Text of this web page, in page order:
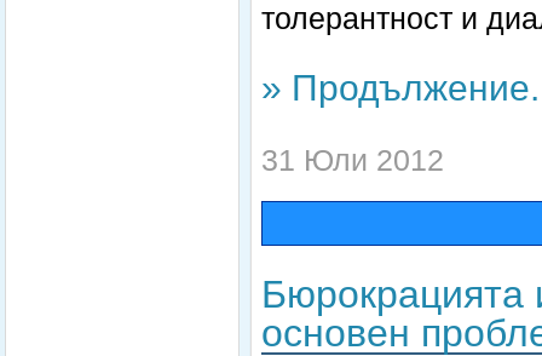
толерантност и
»
31 Юли 2012
Бюрокрацията
основен